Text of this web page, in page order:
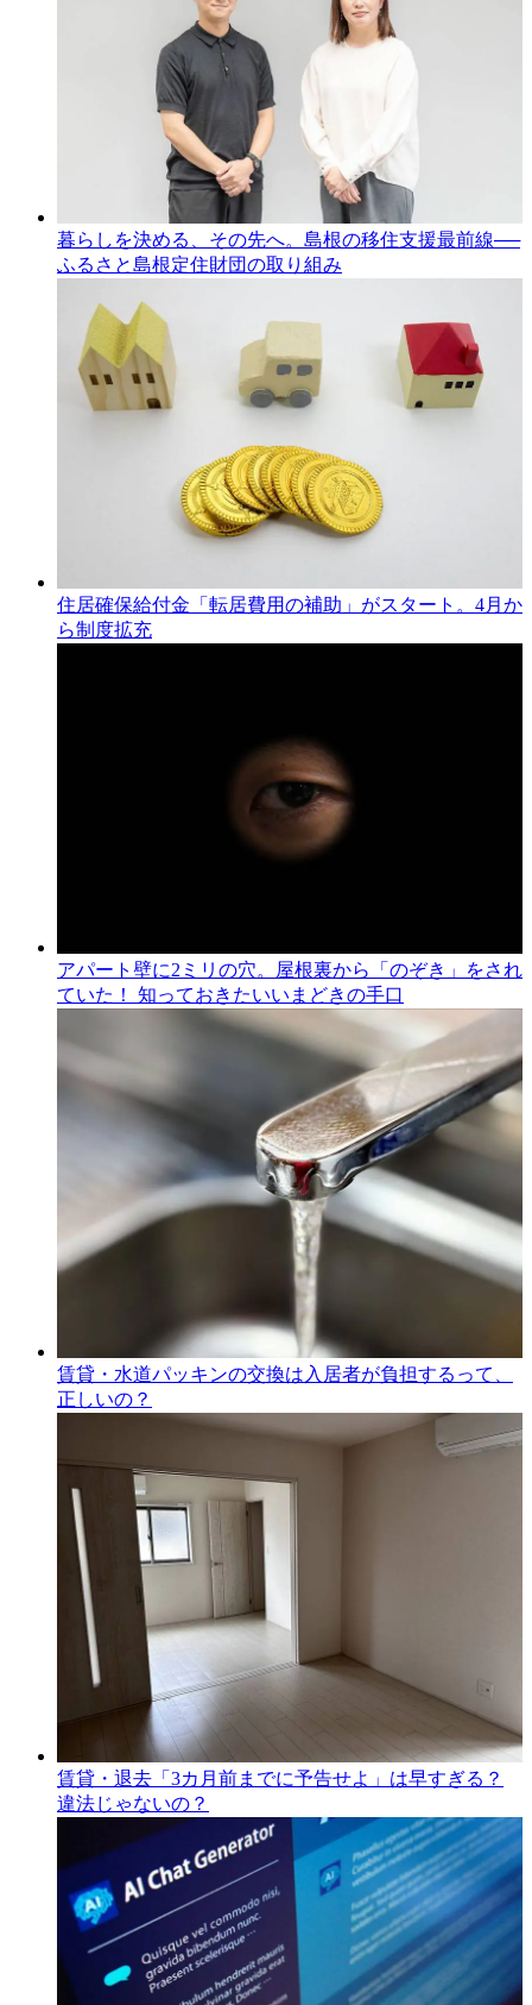
暮らしを決める、その先へ。島根の移住支援最前線──
ふるさと島根定住財団の取り組み
住居確保給付金「転居費用の補助」がスタート。4月か
ら制度拡充
アパート壁に2ミリの穴。屋根裏から「のぞき」をされ
ていた！ 知っておきたいいまどきの手口
賃貸・水道パッキンの交換は入居者が負担するって、
正しいの？
賃貸・退去「3カ月前までに予告せよ」は早すぎる？
違法じゃないの？